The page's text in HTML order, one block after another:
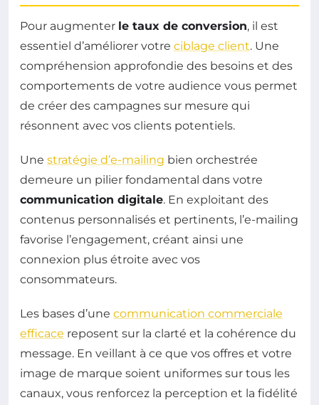
Pour augmenter le taux de conversion, il est
essentiel d’améliorer votre ciblage client. Une
compréhension approfondie des besoins et des
comportements de votre audience vous permet
de créer des campagnes sur mesure qui
résonnent avec vos clients potentiels.
Une stratégie d’e-mailing bien orchestrée
demeure un pilier fondamental dans votre
communication digitale. En exploitant des
contenus personnalisés et pertinents, l’e-mailing
favorise l’engagement, créant ainsi une
connexion plus étroite avec vos
consommateurs.
Les bases d’une communication commerciale
efficace reposent sur la clarté et la cohérence du
message. En veillant à ce que vos offres et votre
image de marque soient uniformes sur tous les
canaux, vous renforcez la perception et la fidélité